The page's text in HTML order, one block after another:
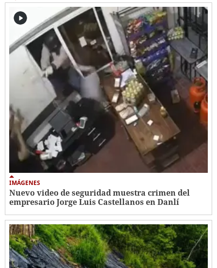
IMÁGENES
Nuevo video de seguridad muestra crimen del
empresario Jorge Luis Castellanos en Danlí